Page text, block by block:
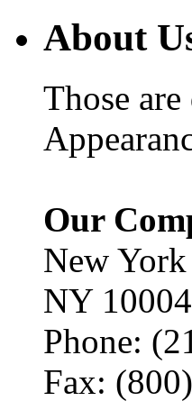
About
Those
Our
New York
NY 10004
Phone:
Fax: